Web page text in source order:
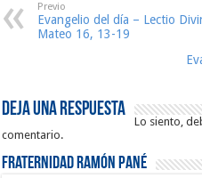
Previo
Evangelio del día – Lectio
Mateo 16, 13-19
Deja una respuesta
Lo siento,
comentario.
Fraternidad Ramón Pané